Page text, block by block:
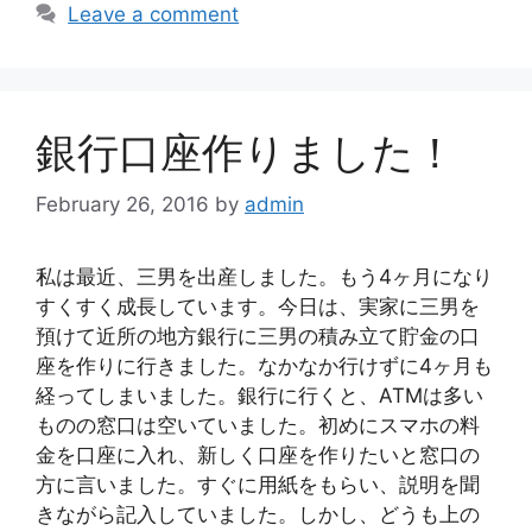
Leave a comment
銀行口座作りました！
February 26, 2016 by admin
私は最近、三男を出産しました。もう4ヶ月になり
すくすく成長しています。今日は、実家に三男を
預けて近所の地方銀行に三男の積み立て貯金の口
座を作りに行きました。なかなか行けずに4ヶ月も
経ってしまいました。銀行に行くと、ATMは多い
ものの窓口は空いていました。初めにスマホの料
金を口座に入れ、新しく口座を作りたいと窓口の
方に言いました。すぐに用紙をもらい、説明を聞
きながら記入していました。しかし、どうも上の